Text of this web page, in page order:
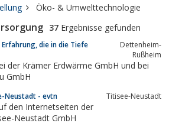
Öko- & Umwelttechnologie
37 Ergebnisse gefunden
die in die Tiefe
Dettenheim-
Rußheim
der Krämer Erdwärme GmbH und bei
GmbH
Neustadt - evtn Titisee-Neustadt
den Internetseiten der
Neustadt GmbH